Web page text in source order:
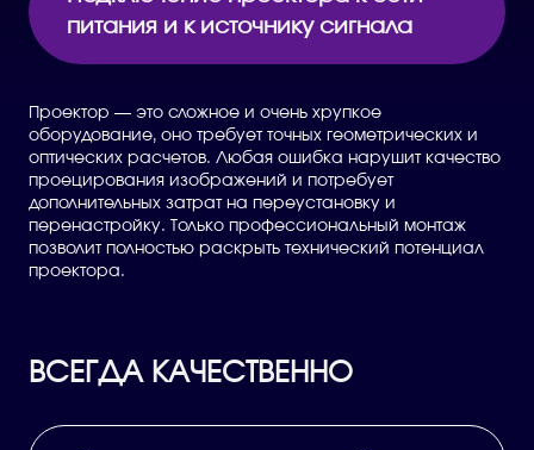
питания и к источнику сигнала
Проектор — это сложное и очень хрупкое
оборудование, оно требует точных геометрических и
оптических расчетов. Любая ошибка нарушит качество
проецирования изображений и потребует
дополнительных затрат на переустановку и
перенастройку. Только профессиональный монтаж
позволит полностью раскрыть технический потенциал
проектора.
ВСЕГДА КАЧЕСТВЕННО